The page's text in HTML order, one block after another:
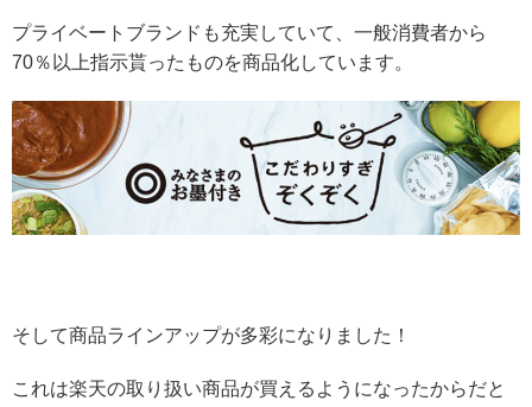
プライベートブランドも充実していて、一般消費者から
70％以上指示貰ったものを商品化しています。
そして商品ラインアップが多彩になりました！
これは楽天の取り扱い商品が買えるようになったからだと